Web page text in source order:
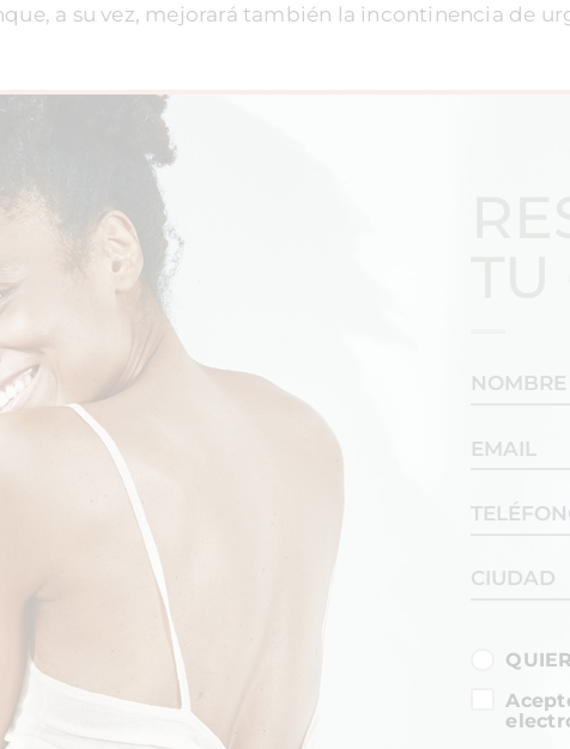
a su vez, mejorará también la incontinencia de